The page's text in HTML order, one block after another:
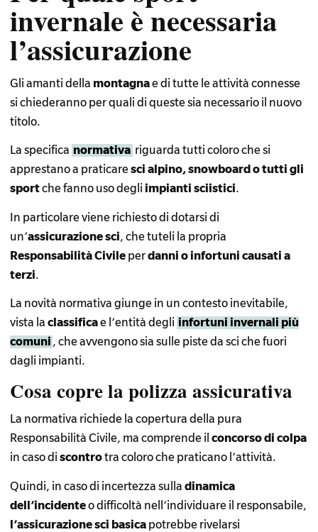
invernale è necessaria
l’assicurazione
Gli amanti della montagnae di tutte le attività connesse
si chiederanno per quali di queste sia necessario il nuovo
titolo.
La specifica normativa riguarda tutti coloro che si
apprestano a praticaresci alpino, snowboard o tutti gli
sportche fanno uso degli impianti sciistici.
In particolare viene richiesto di dotarsi di
un’assicurazione sci, che tuteli la propria
Responsabilità Civileperdanni o infortuni causati a
terzi.
La novità normativa giunge in un contesto inevitabile,
vista la classificae l’entità degli infortuni invernali più
comuni , che avvengono sia sulle piste da sci che fuori
dagli impianti.
Cosa copre la polizza assicurativa
La normativa richiede la copertura della pura
Responsabilità Civile, ma comprende il concorso di colpa
in caso di scontrotra coloro che praticano l’attività.
Quindi, in caso di incertezza sulla dinamica
dell’incidenteo difficoltà nell’individuare il responsabile,
l’assicurazione sci basica potrebbe rivelarsi